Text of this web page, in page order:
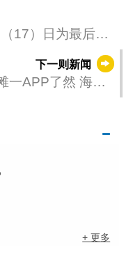
17）日为最后领
下一则新闻
了然 海事
+ 更多